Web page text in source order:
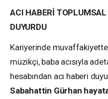
ACI HABERİ
DUYURDU
Kariyerinde
müzikçi, baba acısıyla
hesabından acı haberi
Sabahattin Gürhan